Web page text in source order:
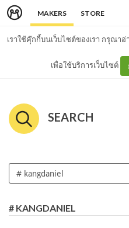
MAKERS STORE
เราใช้คุ๊กกี้บนเว็บไซต์ของเรา กรุณา
เพื่อใช้บริการเว็บไซต์
SEARCH
# KANGDANIEL